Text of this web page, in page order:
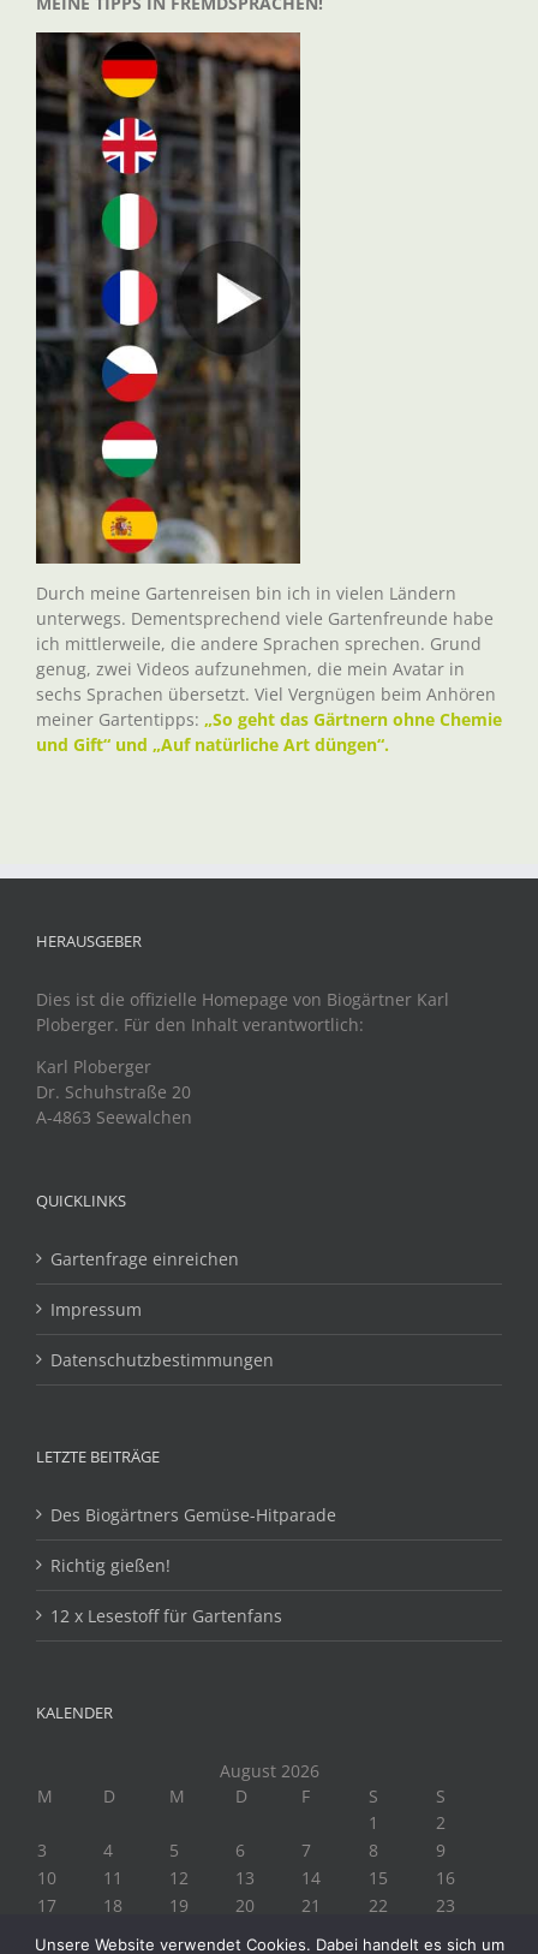
Durch meine Gartenreisen bin ich in vielen Ländern
unterwegs. Dementsprechend viele Gartenfreunde habe
ich mittlerweile, die andere Sprachen sprechen. Grund
genug, zwei Videos aufzunehmen, die mein Avatar in
sechs Sprachen übersetzt. Viel Vergnügen beim Anhören
meiner Gartentipps: „So geht das Gärtnern ohne Chemie
und Gift“ und „Auf natürliche Art düngen“.
HERAUSGEBER
Dies ist die offizielle Homepage von Biogärtner Karl
Ploberger. Für den Inhalt verantwortlich:
Karl Ploberger
Dr. Schuhstraße 20
A-4863 Seewalchen
QUICKLINKS
Gartenfrage einreichen
Impressum
Datenschutzbestimmungen
LETZTE BEITRÄGE
Des Biogärtners Gemüse-Hitparade
Richtig gießen!
12 x Lesestoff für Gartenfans
KALENDER
August 2026
M
D M D F S
S
1
2
3
4 5 6 7 8
9
10
11 12 13 14 15
16
17
18 19 20 21 22
23
Unsere Website verwendet Cookies. Dabei handelt es sich um